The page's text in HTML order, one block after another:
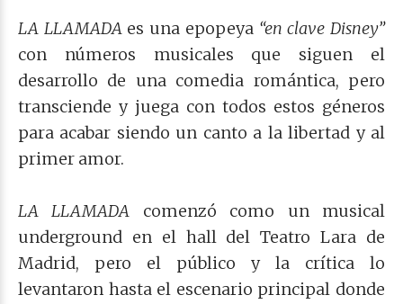
LA LLAMADAes una epopeya “en clave Disney”
con números musicales que siguen el
desarrollo de una comedia romántica, pero
transciende y juega con todos estos géneros
para acabar siendo un canto a la libertad y al
primer amor.
LA LLAMADA comenzó como un musical
underground en el hall del Teatro Lara de
Madrid, pero el público y la crítica lo
levantaron hasta el escenario principal donde